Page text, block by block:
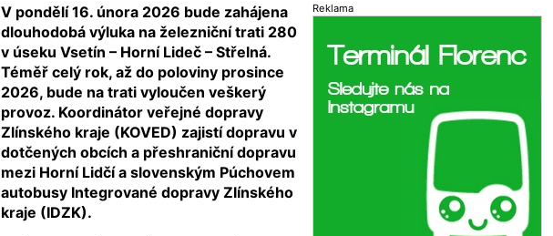
Reklama
V pondělí 16. února 2026 bude zahájena
dlouhodobá výluka na železniční trati 280
v úseku Vsetín – Horní Lideč – Střelná.
Téměř celý rok, až do poloviny prosince
2026, bude na trati vyloučen veškerý
provoz. Koordinátor veřejné dopravy
Zlínského kraje (KOVED) zajistí dopravu v
dotčených obcích a přeshraniční dopravu
mezi Horní Lidčí a slovenským Púchovem
autobusy Integrované dopravy Zlínského
kraje (IDZK).